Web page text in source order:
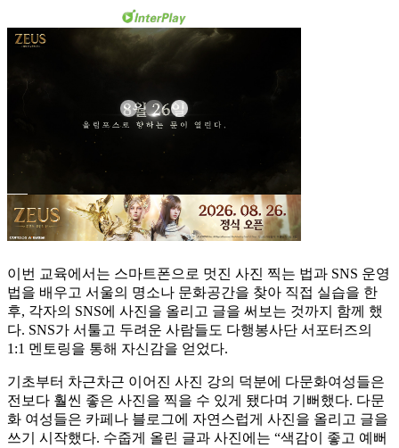
이번 교육에서는 스마트폰으로 멋진 사진 찍는 법과 SNS 운영
법을 배우고 서울의 명소나 문화공간을 찾아 직접 실습을 한
후, 각자의 SNS에 사진을 올리고 글을 써보는 것까지 함께 했
다. SNS가 서툴고 두려운 사람들도 다행봉사단 서포터즈의
1:1 멘토링을 통해 자신감을 얻었다.
기초부터 차근차근 이어진 사진 강의 덕분에 다문화여성들은
전보다 훨씬 좋은 사진을 찍을 수 있게 됐다며 기뻐했다. 다문
화 여성들은 카페나 블로그에 자연스럽게 사진을 올리고 글을
쓰기 시작했다. 수줍게 올린 글과 사진에는 “색감이 좋고 예뻐